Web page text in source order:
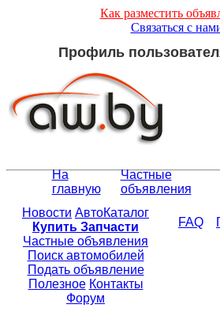
Как разместить
Связаться с
Профиль
На
главную
Частные
объявления
Новости АвтоКаталог
Купить Запчасти
Частные объявления
Поиск автомобилей
Подать объявление
Полезное Контакты
Форум
FAQ